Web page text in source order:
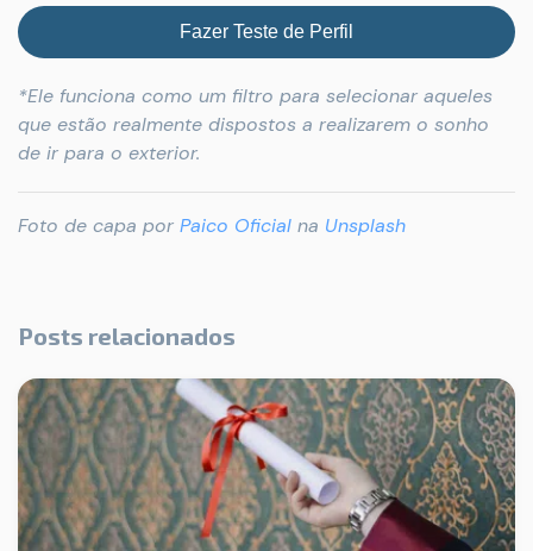
Fazer Teste de Perfil
*Ele funciona como um filtro para selecionar aqueles
que estão realmente dispostos a realizarem o sonho
de ir para o exterior.
Foto de capa por Paico Oficial na Unsplash
Posts relacionados